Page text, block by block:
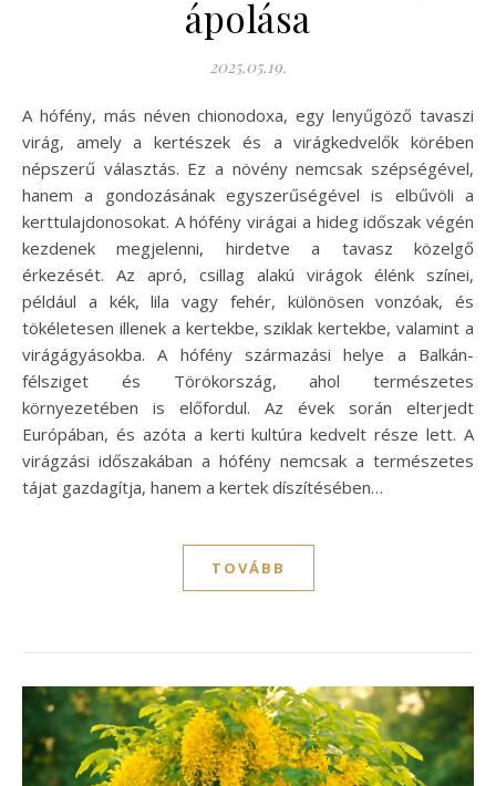
ápolása
2025.05.19.
A hófény, más néven chionodoxa, egy lenyűgöző tavaszi
virág, amely a kertészek és a virágkedvelők körében
népszerű választás. Ez a növény nemcsak szépségével,
hanem a gondozásának egyszerűségével is elbűvöli a
kerttulajdonosokat. A hófény virágai a hideg időszak végén
kezdenek megjelenni, hirdetve a tavasz közelgő
érkezését. Az apró, csillag alakú virágok élénk színei,
például a kék, lila vagy fehér, különösen vonzóak, és
tökéletesen illenek a kertekbe, sziklak kertekbe, valamint a
virágágyásokba. A hófény származási helye a Balkán-
félsziget és Törökország, ahol természetes
környezetében is előfordul. Az évek során elterjedt
Európában, és azóta a kerti kultúra kedvelt része lett. A
virágzási időszakában a hófény nemcsak a természetes
tájat gazdagítja, hanem a kertek díszítésében…
TOVÁBB